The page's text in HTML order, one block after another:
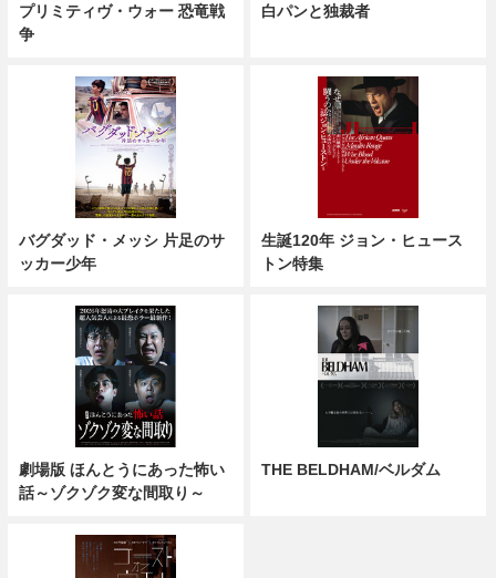
プリミティヴ・ウォー 恐竜戦
争
白パンと独裁者
バグダッド・メッシ 片足のサ
ッカー少年
生誕120年 ジョン・ヒュース
トン特集
劇場版 ほんとうにあった怖い
話～ゾクゾク変な間取り～
THE BELDHAM/ベルダム